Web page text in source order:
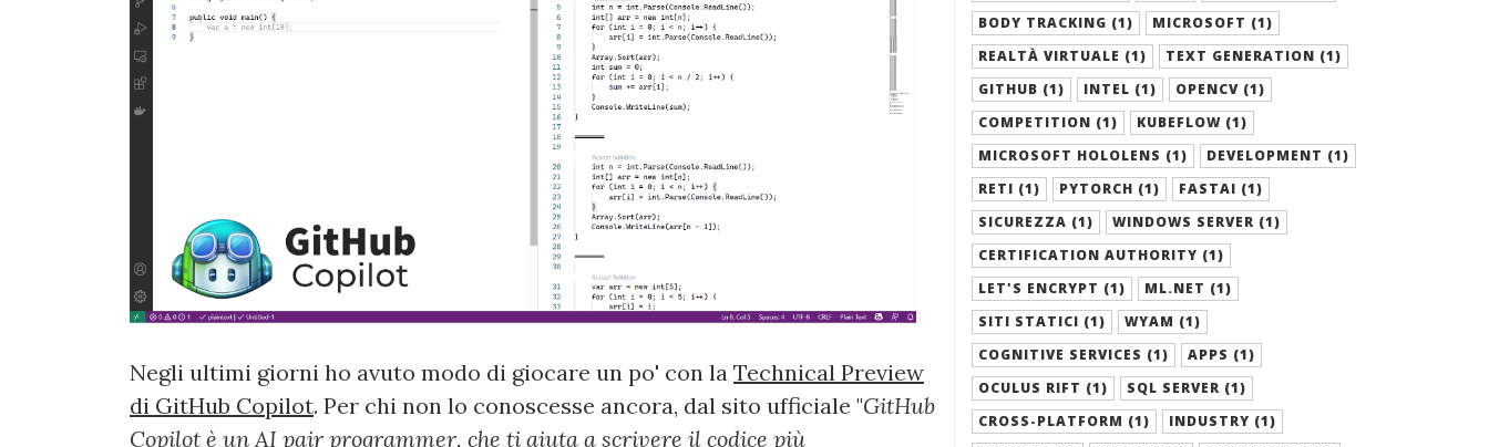
Negli ultimi giorni ho avuto modo di giocare un po' con la Technical Preview
di GitHub Copilot. Per chi non lo conoscesse ancora, dal sito ufficiale "GitHub
Copilot è un AI pair programmer, che ti aiuta a scrivere il codice più
BODY TRACKING (1)
MICROSOFT (1)
REALTÀ VIRTUALE (1)
TEXT GENERATION (1)
GITHUB (1)
INTEL (1)
OPENCV (1)
COMPETITION (1)
KUBEFLOW (1)
MICROSOFT HOLOLENS (1)
DEVELOPMENT (1)
RETI (1)
PYTORCH (1)
FASTAI (1)
SICUREZZA (1)
WINDOWS SERVER (1)
CERTIFICATION AUTHORITY (1)
LET'S ENCRYPT (1)
ML.NET (1)
SITI STATICI (1)
WYAM (1)
COGNITIVE SERVICES (1)
APPS (1)
OCULUS RIFT (1)
SQL SERVER (1)
CROSS-PLATFORM (1)
INDUSTRY (1)